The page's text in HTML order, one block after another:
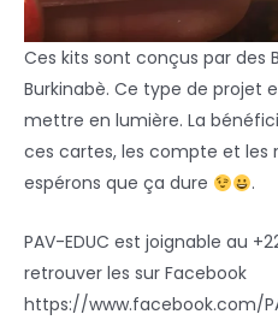
Ces kits sont conçus par des
Burkinabè. Ce type de projet
mettre en lumière. La
ces cartes, les compte et les
espérons que ça dure
.
PAV-EDUC est joignable au
retrouver les sur Facebook
https://www.facebook.com/